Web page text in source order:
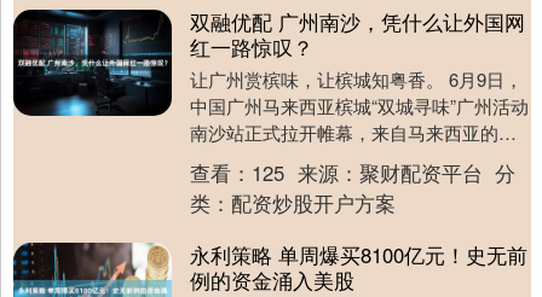
双融优配 广州南沙，凭什么让外国网
红一路惊叹？
让广州赏槟味，让槟城知粤香。 6月9日，
中国广州马来西亚槟城“双城寻味”广州活动
南沙站正式拉开帷幕，来自马来西亚的多
名国际网红博主齐聚广州南沙，展开为期
一天的沉....
查看： 125 来源： 聚财配资平台 分
类： 配资炒股开户方案
永利策略 单周爆买8100亿元！史无前
例的资金涌入美股